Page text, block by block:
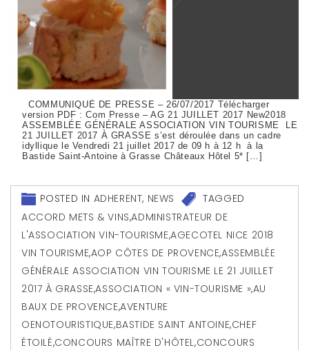
COMMUNIQUÉ DE PRESSE – 26/07/2017 Télécharger
version PDF : Com Presse – AG 21 JUILLET 2017 New2018
ASSEMBLÉE GÉNÉRALE ASSOCIATION VIN TOURISME LE
21 JUILLET 2017 À GRASSE s’est déroulée dans un cadre
idyllique le Vendredi 21 juillet 2017 de 09 h à 12 h à la
Bastide Saint-Antoine à Grasse Châteaux Hôtel 5* […]
POSTED IN ADHERENT, NEWS
TAGGED
ACCORD METS & VINS,ADMINISTRATEUR DE
L'ASSOCIATION VIN-TOURISME,AGECOTEL NICE 2018
VIN TOURISME,AOP CÔTES DE PROVENCE,ASSEMBLÉE
GÉNÉRALE ASSOCIATION VIN TOURISME LE 21 JUILLET
2017 À GRASSE,ASSOCIATION « VIN-TOURISME »,AU
BAUX DE PROVENCE,AVENTURE
OENOTOURISTIQUE,BASTIDE SAINT ANTOINE,CHEF
ÉTOILÉ,CONCOURS MAÎTRE D'HÔTEL,CONCOURS